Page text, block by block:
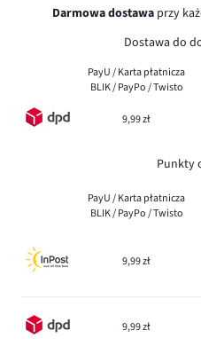
Darmowa dostawa przy
Dostawa do
PayU / Karta płatnicza
BLIK / PayPo / Twisto
9,99 zł
Punkty
PayU / Karta płatnicza
BLIK / PayPo / Twisto
9,99 zł
9,99 zł